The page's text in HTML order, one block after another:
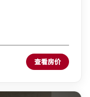
查看房价